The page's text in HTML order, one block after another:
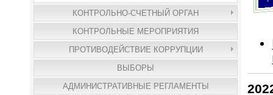
КОНТРОЛЬНО-СЧЕТНЫЙ ОРГАН
КОНТРОЛЬНЫЕ МЕРОПРИЯТИЯ
ПРОТИВОДЕЙСТВИЕ КОРРУПЦИИ
ВЫБОРЫ
АДМИНИСТРАТИВНЫЕ РЕГЛАМЕНТЫ